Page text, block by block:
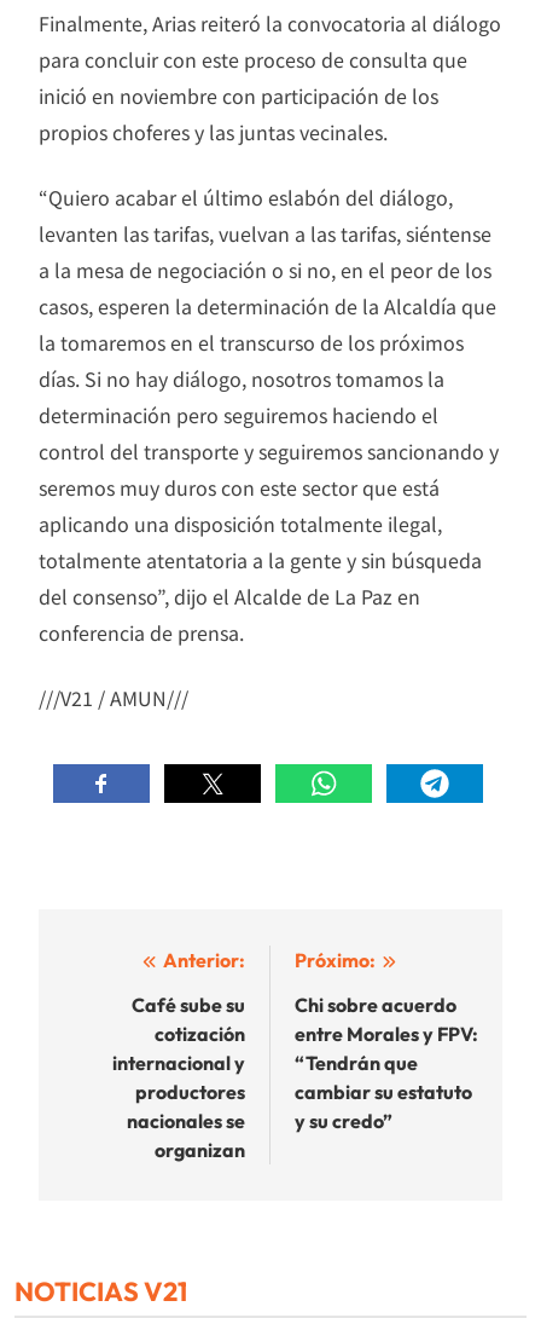
Finalmente, Arias reiteró la convocatoria al diálogo
para concluir con este proceso de consulta que
inició en noviembre con participación de los
propios choferes y las juntas vecinales.
“Quiero acabar el último eslabón del diálogo,
levanten las tarifas, vuelvan a las tarifas, siéntense
a la mesa de negociación o si no, en el peor de los
casos, esperen la determinación de la Alcaldía que
la tomaremos en el transcurso de los próximos
días. Si no hay diálogo, nosotros tomamos la
determinación pero seguiremos haciendo el
control del transporte y seguiremos sancionando y
seremos muy duros con este sector que está
aplicando una disposición totalmente ilegal,
totalmente atentatoria a la gente y sin búsqueda
del consenso”, dijo el Alcalde de La Paz en
conferencia de prensa.
///V21 / AMUN///
Navegación
entradas
Anterior:
Café sube su
cotización
internacional y
productores
nacionales se
organizan
Próximo:
Chi sobre acuerdo
entre Morales y FPV:
“Tendrán que
cambiar su estatuto
y su credo”
NOTICIAS V21